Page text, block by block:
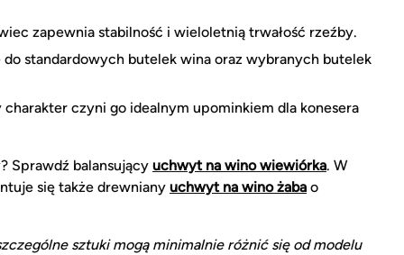
zapewnia stabilność i wieloletnią trwałość rzeźby.
standardowych butelek wina oraz wybranych butelek
czyni go idealnym upominkiem dla konesera
Sprawdź balansujący uchwyt na wino wiewiórka. W
się także drewniany uchwyt na wino żaba o
sztuki mogą minimalnie różnić się od modelu